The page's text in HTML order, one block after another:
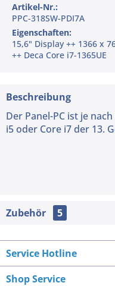
Artikel-Nr.:
PPC-318SW-PDI7A
Eigenschaften:
15,6" Display ++ 1366 x
++ Deca Core i7-1365UE
Beschreibung
Der Panel-PC ist je
i5 oder Core i7 der 13.
Zubehör 5
Service Hotline
Shop Service